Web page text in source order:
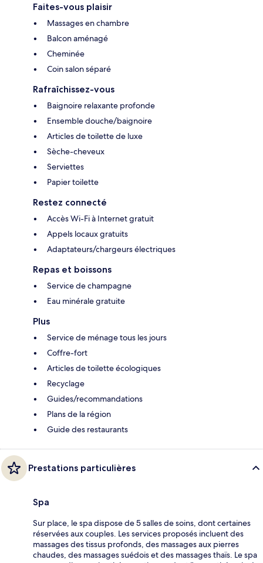
Faites-vous plaisir
Massages en chambre
Balcon aménagé
Cheminée
Coin salon séparé
Rafraîchissez-vous
Baignoire relaxante profonde
Ensemble douche/baignoire
Articles de toilette de luxe
Sèche-cheveux
Serviettes
Papier toilette
Restez connecté
Accès Wi-Fi à Internet gratuit
Appels locaux gratuits
Adaptateurs/chargeurs électriques
Repas et boissons
Service de champagne
Eau minérale gratuite
Plus
Service de ménage tous les jours
Coffre-fort
Articles de toilette écologiques
Recyclage
Guides/recommandations
Plans de la région
Guide des restaurants
Prestations particulières
Spa
Sur place, le spa dispose de 5 salles de soins, dont certaines
réservées aux couples. Les services proposés incluent des
massages des tissus profonds, des massages aux pierres
chaudes, des massages suédois et des massages thaïs. Le spa